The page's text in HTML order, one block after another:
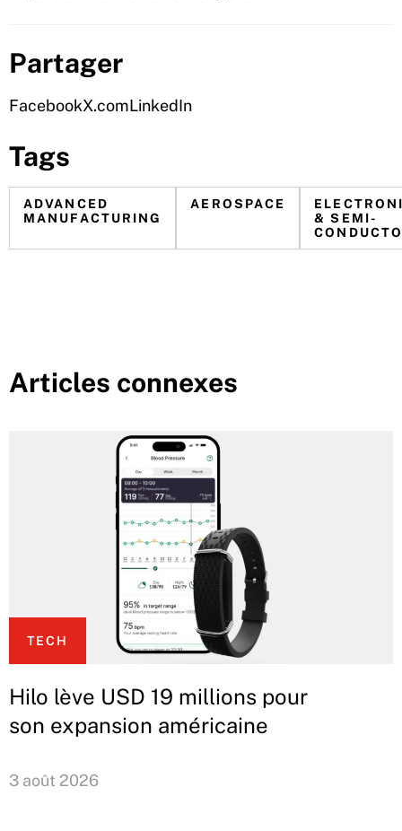
Partager
FacebookX.comLinkedIn
Tags
ADVANCED
MANUFACTURING
AEROSPACE
& SEMI-
Articles connexes
TECH
Hilo lève USD 19 millions pour
son expansion américaine
3 août 2026